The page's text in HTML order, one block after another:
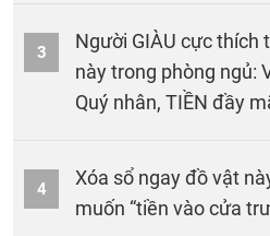
3
Người GIÀU cực thích
này trong phòng ngủ:
Quý nhân, TIỀN đầy
4
Xóa sổ ngay đồ vật
muốn “tiền vào cửa